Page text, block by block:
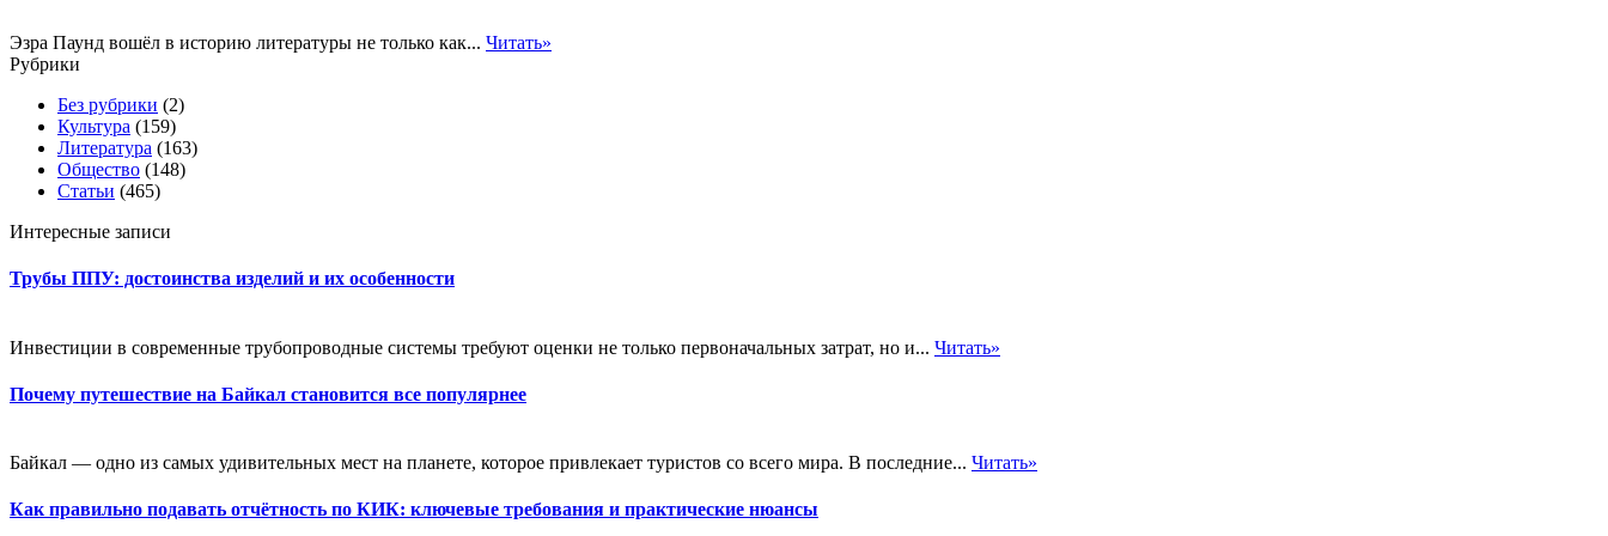
Эзра Паунд вошёл в историю литературы не только как... Читать»
Рубрики
Без рубрики (2)
Культура (159)
Литература (163)
Общество (148)
Статьи (465)
Интересные записи
Трубы ППУ: достоинства изделий и их особенности
Инвестиции в современные трубопроводные системы требуют оценки не только первоначальных затрат, но и... Читать»
Почему путешествие на Байкал становится все популярнее
Байкал — одно из самых удивительных мест на планете, которое привлекает туристов со всего мира. В последние... Читать»
Как правильно подавать отчётность по КИК: ключевые требования и практические нюансы